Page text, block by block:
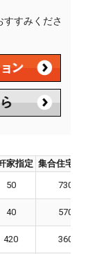
すみくださ
家指定 集合住宅指定
50 730
40 570
420 360